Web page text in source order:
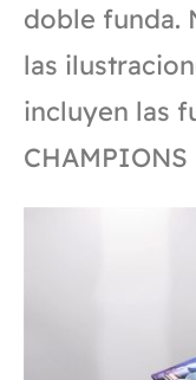
doble funda.
las
incluyen las